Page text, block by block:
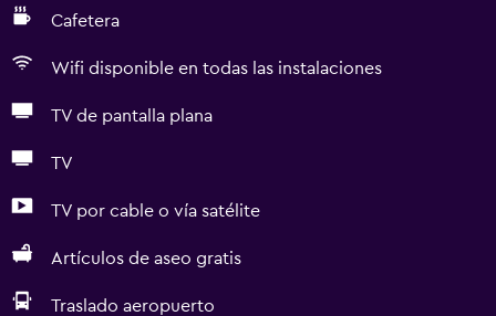
Cafetera
Wifi disponible en todas las instalaciones
TV de pantalla plana
TV
TV por cable o vía satélite
Artículos de aseo gratis
Traslado aeropuerto